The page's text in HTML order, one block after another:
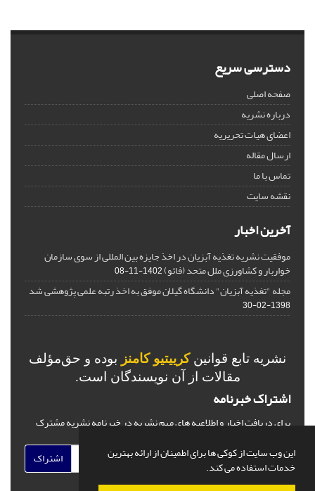
این وب سایت از کوکی ها برای اطمینان از ارائه بهترین
خدمات استفاده می کند.
دسترسی سریع
صفحه اصلی
درباره نشریه
اعضای هیات تحریریه
ارسال مقاله
تماس با ما
نقشه سایت
آخرین اخبار
موفقیت نشریه تغذیه آبزیان در اخذ جایزه بین المللی از سوی سازمان
خواربار و کشاورزی ملل متحد (فائو)1402-11-08
مجله "تغذیه آبزیان" دانشگاه گیلان موفق به اخذ رتبه علمی پژوهشی شد
1398-02-30
نشریه تابع قوانینکرییتیو کامنز بوده و حق‌مؤلف
مقالات از آن نویسندگان است.
اشتراک خبرنامه
برای دریافت اخبار و اطلاعیه های مهم نشریه در خبرنامه نشریه مشترک
اشتراک